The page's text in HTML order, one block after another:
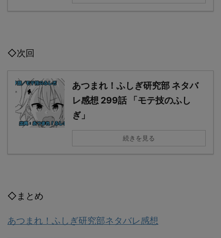
◇次回
あつまれ！ふしぎ研究部 ネタバ
レ感想 299話 「モテ技のふし
ぎ」
続きを見る
◇まとめ
あつまれ！ふしぎ研究部ネタバレ感想